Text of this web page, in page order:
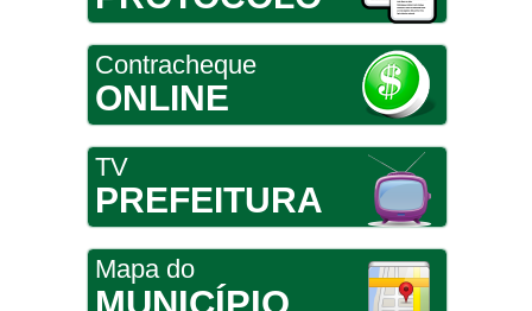
Contracheque
ONLINE
TV
PREFEITURA
Mapa do